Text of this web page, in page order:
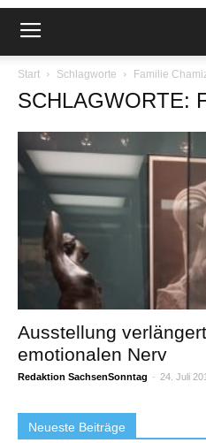
Start Schlagworte Familie
SCHLAGWORTE:
Ausstellung verlängert
emotionalen Nerv
Redaktion SachsenSonntag - 24. Juli
Neueste Beiträge